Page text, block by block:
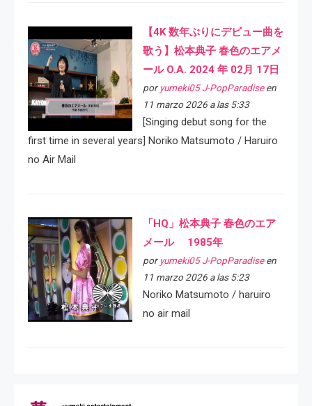
【4K 数年ぶりにデビュー曲を
歌う】松本典子 春色のエアメ
ール O.A. 2024 年 02月 17日
por yumeki05 J-PopParadiseen
11 marzo 2026 a las 5:33
[Singing debut song for the
first time in several years] Noriko Matsumoto / Haruiro
no Air Mail
「HQ」松本典子 春色のエア
メール 1985年
por yumeki05 J-PopParadiseen
11 marzo 2026 a las 5:23
Noriko Matsumoto / haruiro
no air mail